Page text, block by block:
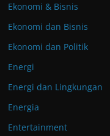
Ekonomi & Bisnis
Ekonomi dan Bisnis
Ekonomi dan Politik
Energi
Energi dan Lingkungan
Energia
Entertainment